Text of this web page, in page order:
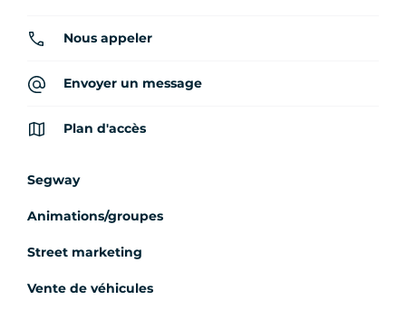
Nous appeler
Envoyer un message
Plan d'accès
Segway
Animations/groupes
Street marketing
Vente de véhicules